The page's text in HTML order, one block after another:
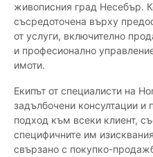
живописния град Несебър.
съсредоточена върху
от услуги, включително
и професионално
имоти.
Екипът от специалисти на
задълбочени консултации и
подход към всеки клиент,
специфичните им
свързано с покупко-